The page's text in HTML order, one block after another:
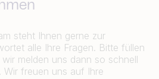
steht Ihnen gerne zur
alle Ihre Fragen. Bitte füllen
melden uns dann so schnell
Wir freuen uns auf Ihre